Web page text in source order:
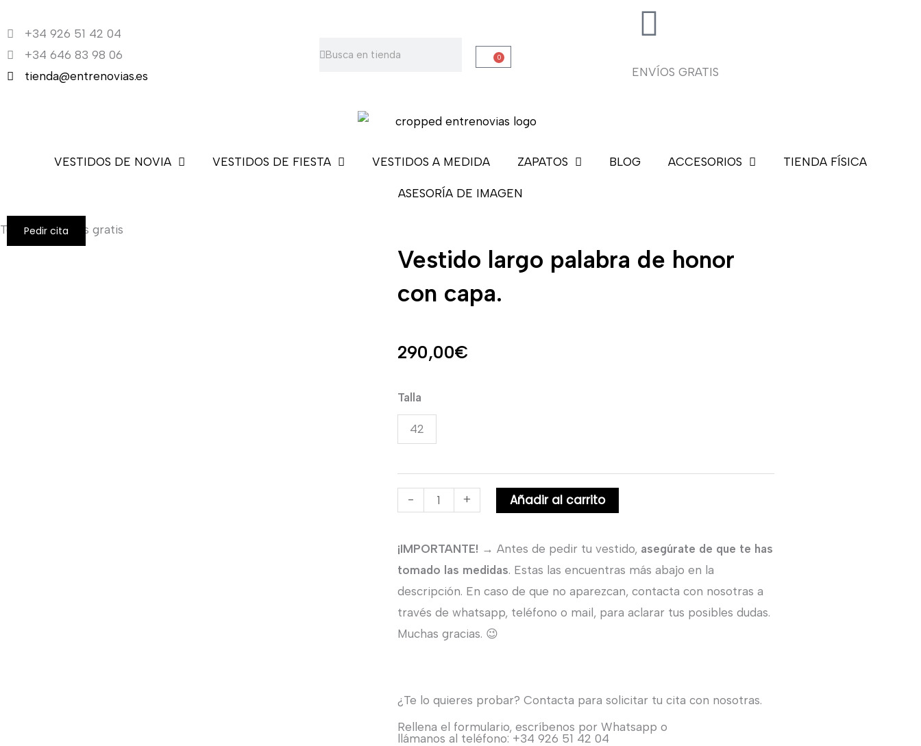
al
contenido
+34 926 51 42 04
+34 646 83 98 06
tienda@entrenovias.es
Buscar
0
Carrito
ENVÍOS GRATIS
VESTIDOS DE NOVIA VESTIDOS DE FIESTA VESTIDOS A MEDIDA ZAPATOS BLOG ACCESORIOS TIENDA FÍSICA
ASESORÍA DE IMAGEN
Pedir cita
Todos los envíos gratis
Vestido largo palabra de honor
con capa.
290,00€
Talla
42
-
Vestido
largo
palabra
con
cantidad
+ Añadir al carrito
¡IMPORTANTE! → Antes de pedir tu vestido, asegúrate de que te has
tomado las medidas. Estas las encuentras más abajo en la
descripción. En caso de que no aparezcan, contacta con nosotras a
través de whatsapp, teléfono o mail, para aclarar tus posibles dudas.
Muchas gracias. 😉
¿Te lo quieres probar? Contacta para solicitar tu cita con nosotras.
Rellena el formulario, escríbenos por Whatsapp o
llámanos al teléfono: +34 926 51 42 04